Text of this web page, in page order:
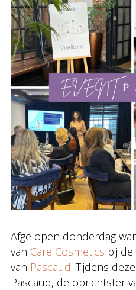
Afgelopen donderdag
van Care Cosmetics bij
van Pascaud. Tijdens
Pascaud, de oprichtster